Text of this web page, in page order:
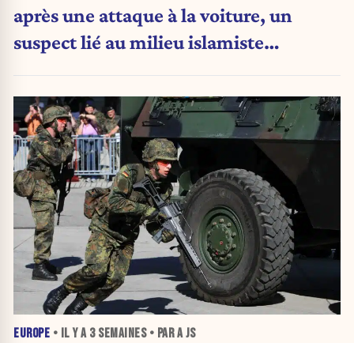
après une attaque à la voiture, un
suspect lié au milieu islamiste
EUROPE • IL Y A 3 SEMAINES• PAR A JS